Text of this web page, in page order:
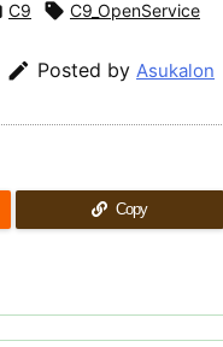
C9  C9_OpenService
 Posted by Asukalon
Copy